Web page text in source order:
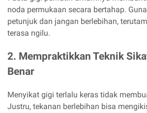
noda permukaan secara bertahap.
petunjuk dan jangan berlebihan,
terasa ngilu.
2. Mempraktikkan Teknik
Benar
Menyikat gigi terlalu keras tidak
Justru, tekanan berlebihan bisa